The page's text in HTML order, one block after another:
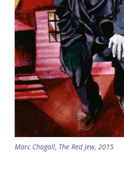
Marc Chagall, The Red Jew, 2015